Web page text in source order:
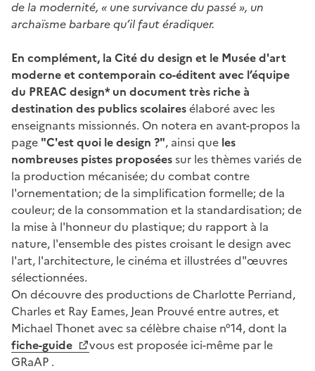
de la modernité, « une survivance du passé », un
archaïsme barbare qu’il faut éradiquer.
En complément, la Cité du design et le Musée d'art
moderne et contemporain co-éditent avec l’équipe
du PREAC design* un document très riche à
destination des publics scolairesélaboré avec les
enseignants missionnés. On notera en avant-propos la
page "C'est quoi le design ?", ainsi que les
nombreuses pistes proposéessur les thèmes variés de
la production mécanisée; du combat contre
l'ornementation; de la simplification formelle; de la
couleur; de la consommation et la standardisation; de
la mise à l'honneur du plastique; du rapport à la
nature, l'ensemble des pistes croisant le design avec
l'art, l'architecture, le cinéma et illustrées d"œuvres
sélectionnées.
On découvre des productions de Charlotte Perriand,
Charles et Ray Eames, Jean Prouvé entre autres, et
Michael Thonet avec sa célèbre chaise n°14, dont la
fiche-guide
vous est proposée ici-même par le
GRaAP .